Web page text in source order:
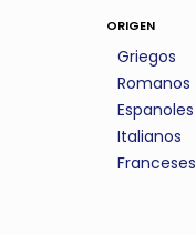
origen
Griegos
Romanos
Espanoles
Italianos
Franceses